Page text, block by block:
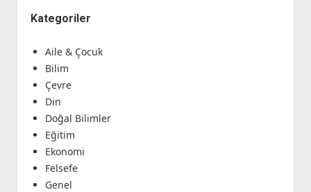
Kategoriler
Aile & Çocuk
Bilim
Çevre
Din
Doğal Bilimler
Eğitim
Ekonomi
Felsefe
Genel